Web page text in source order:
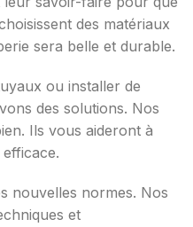
des matériaux
sera belle et durable.
ou installer de
des solutions. Nos
Ils vous aideront à
nouvelles normes. Nos
et